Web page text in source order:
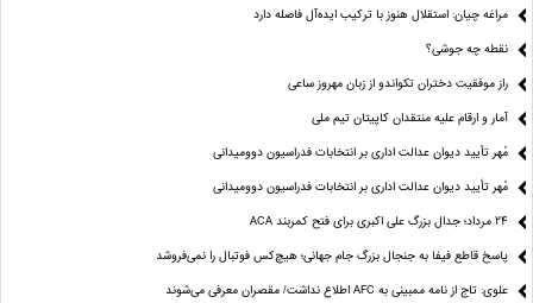
مراغه چیان: استقلال هنوز با ترکیب ایده‌آل فاصله دارد
نقطه چه جوشی؟
راز موفقیت دختران تکواندو از زبان مهروز ساعی
آمار و ارقام علیه منتقدان کاپیتان تیم ملی
مُهر تأیید دیوان عدالت اداری بر انتخابات فدراسیون دوومیدانی
مُهر تأیید دیوان عدالت اداری بر انتخابات فدراسیون دوومیدانی
24 مرداد؛ جدال بزرگ علی‌ اکبری برای فتح کمربند ACA
پاسخ قاطع فیفا به جنجال بزرگ جام جهانی؛ هیچ‌کس فوتبال را نمی‌فروشد
علوی: تاج از نامه ممبینی به AFC اطلاع نداشت/ مقصران معرفی می‌شوند